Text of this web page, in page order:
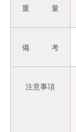
重 量
備 考
注意事項